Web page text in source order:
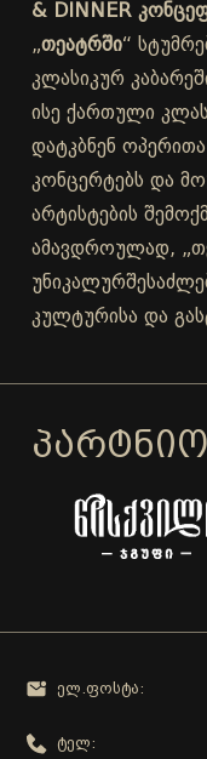
& DINNER
„თეატრში“
კლასიკურ
ისე ქართული
დატკბნენ
კონცერტებს და
არტისტების
ამავდროულად,
კულტურისა და
ელ.ფოსტა:
ტელ: